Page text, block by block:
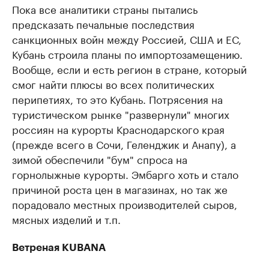
Пока все аналитики страны пытались
предсказать печальные последствия
санкционных войн между Россией, США и ЕС,
Кубань строила планы по импортозамещению.
Вообще, если и есть регион в стране, который
смог найти плюсы во всех политических
перипетиях, то это Кубань. Потрясения на
туристическом рынке "развернули" многих
россиян на курорты Краснодарского края
(прежде всего в Сочи, Геленджик и Анапу), а
зимой обеспечили "бум" спроса на
горнолыжные курорты. Эмбарго хоть и стало
причиной роста цен в магазинах, но так же
порадовало местных производителей сыров,
мясных изделий и т.п.
Ветреная KUBANA